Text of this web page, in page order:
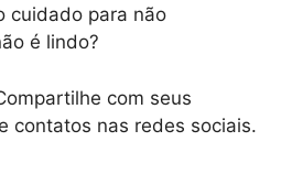
cuidado para não
é lindo?
com seus
contatos nas redes sociais.